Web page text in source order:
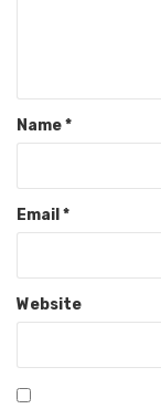
Name*
Email*
Website